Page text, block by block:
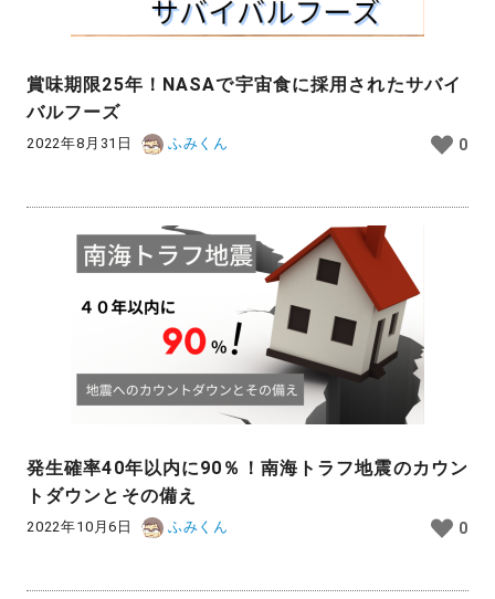
賞味期限25年！NASAで宇宙食に採用されたサバイ
バルフーズ
2022年8月31日 ふみくん 0
発生確率40年以内に90％！南海トラフ地震のカウン
トダウンとその備え
2022年10月6日 ふみくん 0